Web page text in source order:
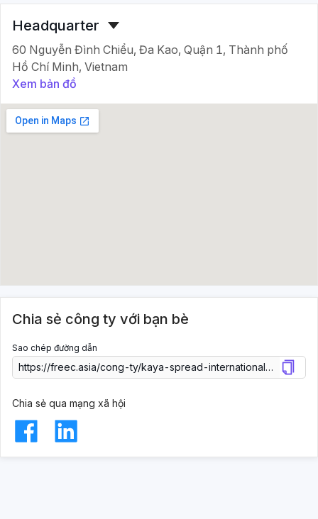
Headquarter
60 Nguyễn Đình Chiểu, Đa Kao, Quận 1, Thành phố
Hồ Chí Minh, Vietnam
Xem bản đồ
Chia sẻ công ty với bạn bè
Sao chép đường dẫn
Chia sẻ qua mạng xã hội